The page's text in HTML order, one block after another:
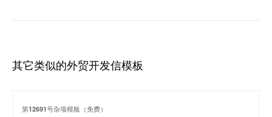
其它类似的外贸开发信模板
第12691号杂项模板（免费）